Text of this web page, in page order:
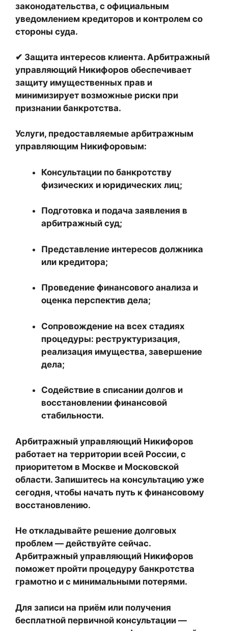
законодательства, с официальным
уведомлением кредиторов и контролем со
стороны суда.
✔ Защита интересов клиента. Арбитражный
управляющий Никифоров обеспечивает
защиту имущественных прав и
минимизирует возможные риски при
признании банкротства.
Услуги, предоставляемые арбитражным
управляющим Никифоровым:
Консультации по банкротству
физических и юридических лиц;
Подготовка и подача заявления в
арбитражный суд;
Представление интересов должника
или кредитора;
Проведение финансового анализа и
оценка перспектив дела;
Сопровождение на всех стадиях
процедуры: реструктуризация,
реализация имущества, завершение
дела;
Содействие в списании долгов и
восстановлении финансовой
стабильности.
Арбитражный управляющий Никифоров
работает на территории всей России, с
приоритетом в Москве и Московской
области. Запишитесь на консультацию уже
сегодня, чтобы начать путь к финансовому
восстановлению.
Не откладывайте решение долговых
проблем — действуйте сейчас.
Арбитражный управляющий Никифоров
поможет пройти процедуру банкротства
грамотно и с минимальными потерями.
Для записи на приём или получения
бесплатной первичной консультации —